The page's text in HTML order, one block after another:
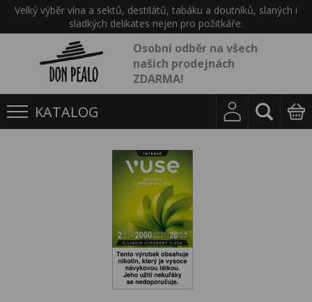
Velký výběr vína a sektů, destilátů, tabáku a doutníků, slaných i
sladkých delikates nejen pro požitkáře.
Osobní odběr na všech
našich prodejnách
ZDARMA!
KATALOG